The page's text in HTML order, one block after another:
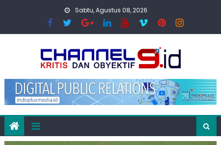
Sabtu, Agustus 08, 2026